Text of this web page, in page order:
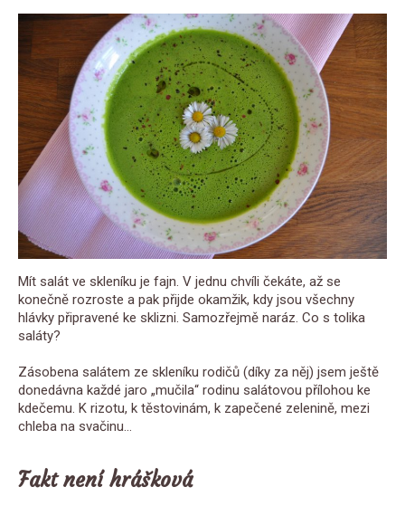
Mít salát ve skleníku je fajn. V jednu chvíli čekáte, až se
konečně rozroste a pak přijde okamžik, kdy jsou všechny
hlávky připravené ke sklizni. Samozřejmě naráz. Co s tolika
saláty?
Zásobena salátem ze skleníku rodičů (díky za něj) jsem ještě
donedávna každé jaro „mučila“ rodinu salátovou přílohou ke
kdečemu. K rizotu, k těstovinám, k zapečené zelenině, mezi
chleba na svačinu…
Fakt není hrášková